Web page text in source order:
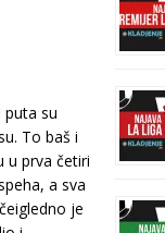
puta su
To baš i
u prva četiri
a sva
je